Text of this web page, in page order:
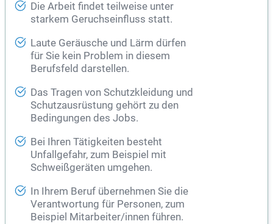
Die Arbeit findet teilweise unter
starkem Geruchseinfluss statt.
Laute Geräusche und Lärm dürfen
für Sie kein Problem in diesem
Berufsfeld darstellen.
Das Tragen von Schutzkleidung und
Schutzausrüstung gehört zu den
Bedingungen des Jobs.
Bei Ihren Tätigkeiten besteht
Unfallgefahr, zum Beispiel mit
Schweißgeräten umgehen.
In Ihrem Beruf übernehmen Sie die
Verantwortung für Personen, zum
Beispiel Mitarbeiter/innen führen.